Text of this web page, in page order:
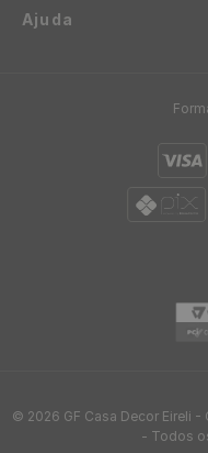
Ajuda
© 2026 GF Casa Decor Eireli -
- Todos